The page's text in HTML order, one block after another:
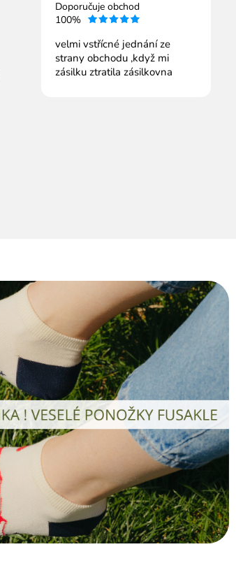
Doporučuje obchod
100%
velmi vstřícné jednání ze
strany obchodu ,když mi
zásilku ztratila zásilkovna